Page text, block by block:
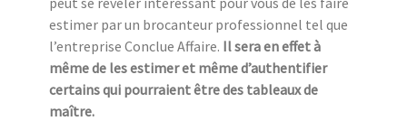
estimer par un brocanteur professionnel tel que
l’entreprise Conclue Affaire. Il sera en effet à
même de les estimer et même d’authentifier
certains qui pourraient être des tableaux de
maître.